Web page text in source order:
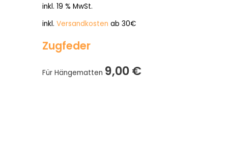
inkl. 19 % MwSt.
inkl. Versandkosten ab 30€
Zugfeder
Für Hängematten 9,00€